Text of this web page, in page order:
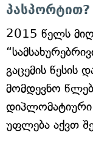
პასპორტით?
2015 წელს
გაცემის წესის
მომდევნო
უფლება აქვთ